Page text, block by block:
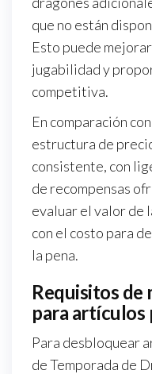
que no están
Esto puede
jugabilidad y
competitiva.
En comparación
estructura de
consistente, con
de recompensas
evaluar el valor de
con el costo para
la pena.
Requisitos de
para artículos
Para desbloquear
de Temporada de